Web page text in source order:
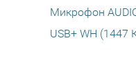
Микрофон
USB+ WH (1447